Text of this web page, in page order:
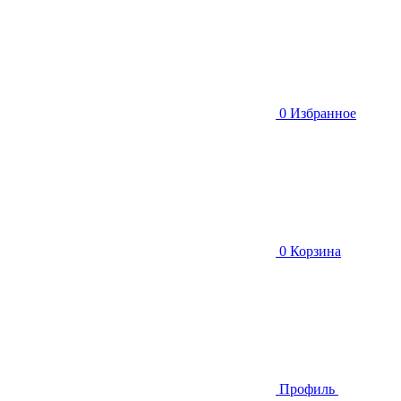
0 Избранное
0 Корзина
Профиль